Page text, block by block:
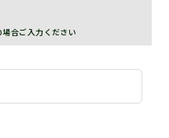
合ご入力ください